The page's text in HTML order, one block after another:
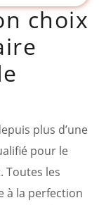
choix
plus d’une
pour le
Toutes les
à la perfection